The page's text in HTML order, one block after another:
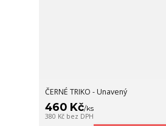
ČERNÉ TRIKO - Unavený
460 Kč/ks
380 Kč bez DPH